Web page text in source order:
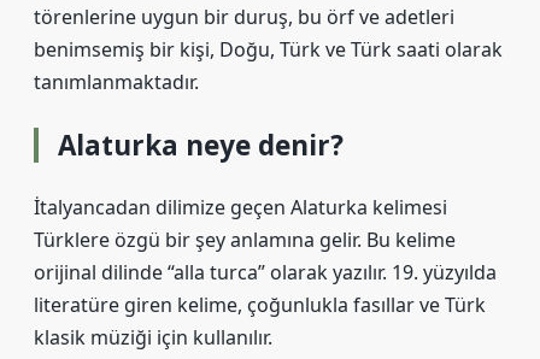
törenlerine uygun bir duruş, bu örf ve adetleri
benimsemiş bir kişi, Doğu, Türk ve Türk saati olarak
tanımlanmaktadır.
Alaturka neye denir?
İtalyancadan dilimize geçen Alaturka kelimesi
Türklere özgü bir şey anlamına gelir. Bu kelime
orijinal dilinde “alla turca” olarak yazılır. 19. yüzyılda
literatüre giren kelime, çoğunlukla fasıllar ve Türk
klasik müziği için kullanılır.